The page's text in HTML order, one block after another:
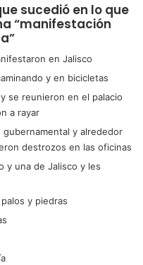
sucedió en lo que
“manifestación
en Jalisco
y en bicicletas
se reunieron en el palacio
a rayar
y alrededor
destrozos en las oficinas
y una de Jalisco y les
y piedras